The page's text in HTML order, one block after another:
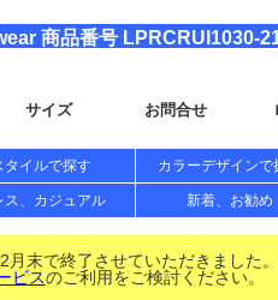
商品番号 LPRCRUI1030-
サイズ お問合せ
タイルで探す カラーデザインで
ス、カジュアル 新着、お勧め
末で終了させていただきました。
ビスのご利用をご検討ください。